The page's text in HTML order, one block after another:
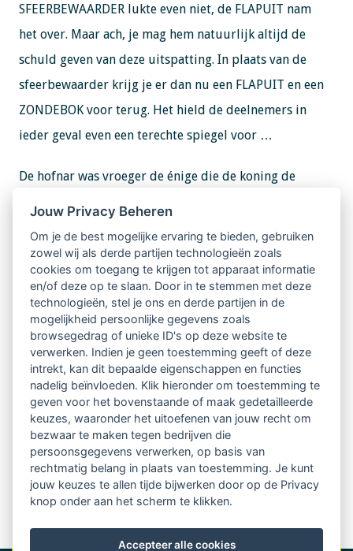
SFEERBEWAARDER lukte even niet, de FLAPUIT nam
het over. Maar ach, je mag hem natuurlijk altijd de
schuld geven van deze uitspatting. In plaats van de
sfeerbewaarder krijg je er dan nu een FLAPUIT en een
ZONDEBOK voor terug. Het hield de deelnemers in
ieder geval even een terechte spiegel voor …
De hofnar was vroeger de énige die de koning de
red je echt niet door alleen maar de lolbroek uit te
hangen. De gereedschapskist van de professionele
hofnar zit vol met rollen en interventies, allemaal
bedoeld om op een wat luchtigere manier blinde
vlekken te belichten en de status quo uit te dagen.
Wil je hier meer over weten, of heb je zelf een situatie
die je vanuit de hofnar zou willen laten belichten?
Stuur me gerust een berichtje
op
tim@narrengilde.nlen daag de hofnar maar uit!
Jouw Privacy Beheren
Om je de best mogelijke ervaring te bieden, gebruiken
zowel wij als derde partijen technologieën zoals
cookies om toegang te krijgen tot apparaat informatie
en/of deze op te slaan. Door in te stemmen met deze
technologieën, stel je ons en derde partijen in de
mogelijkheid persoonlijke gegevens zoals
browsegedrag of unieke ID's op deze website te
verwerken. Indien je geen toestemming geeft of deze
intrekt, kan dit bepaalde eigenschappen en functies
nadelig beïnvloeden. Klik hieronder om toestemming te
geven voor het bovenstaande of maak gedetailleerde
keuzes, waaronder het uitoefenen van jouw recht om
bezwaar te maken tegen bedrijven die
persoonsgegevens verwerken, op basis van
rechtmatig belang in plaats van toestemming. Je kunt
jouw keuzes te allen tijde bijwerken door op de Privacy
knop onder aan het scherm te klikken.
Accepteer alle cookies